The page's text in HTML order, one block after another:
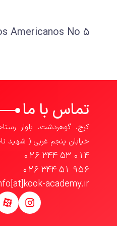
Americanos No 5
تماس با ما
کرج، گوهردشت، بلوار
خیابان پنجم غربی ( شهید
026 344 53 014
026 344 51 956
academy.ir